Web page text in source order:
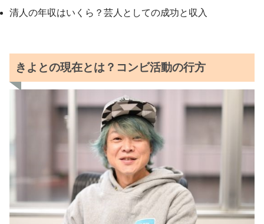
清人の年収はいくら？芸人としての成功と収入
きよとの現在とは？コンビ活動の行方